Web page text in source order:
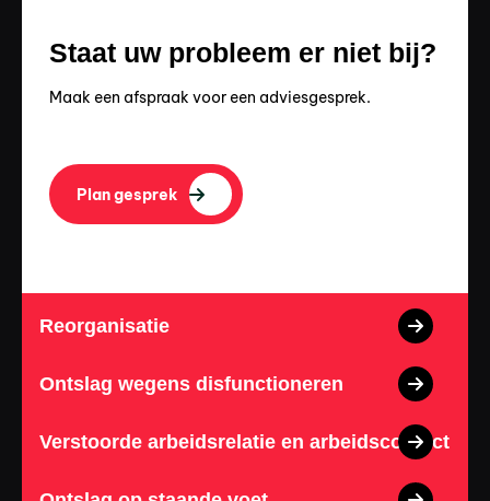
Staat uw probleem er niet bij?
Maak een afspraak voor een adviesgesprek.
Plan gesprek
Reorganisatie
Ontslag wegens disfunctioneren
Verstoorde arbeidsrelatie en arbeidsconflict